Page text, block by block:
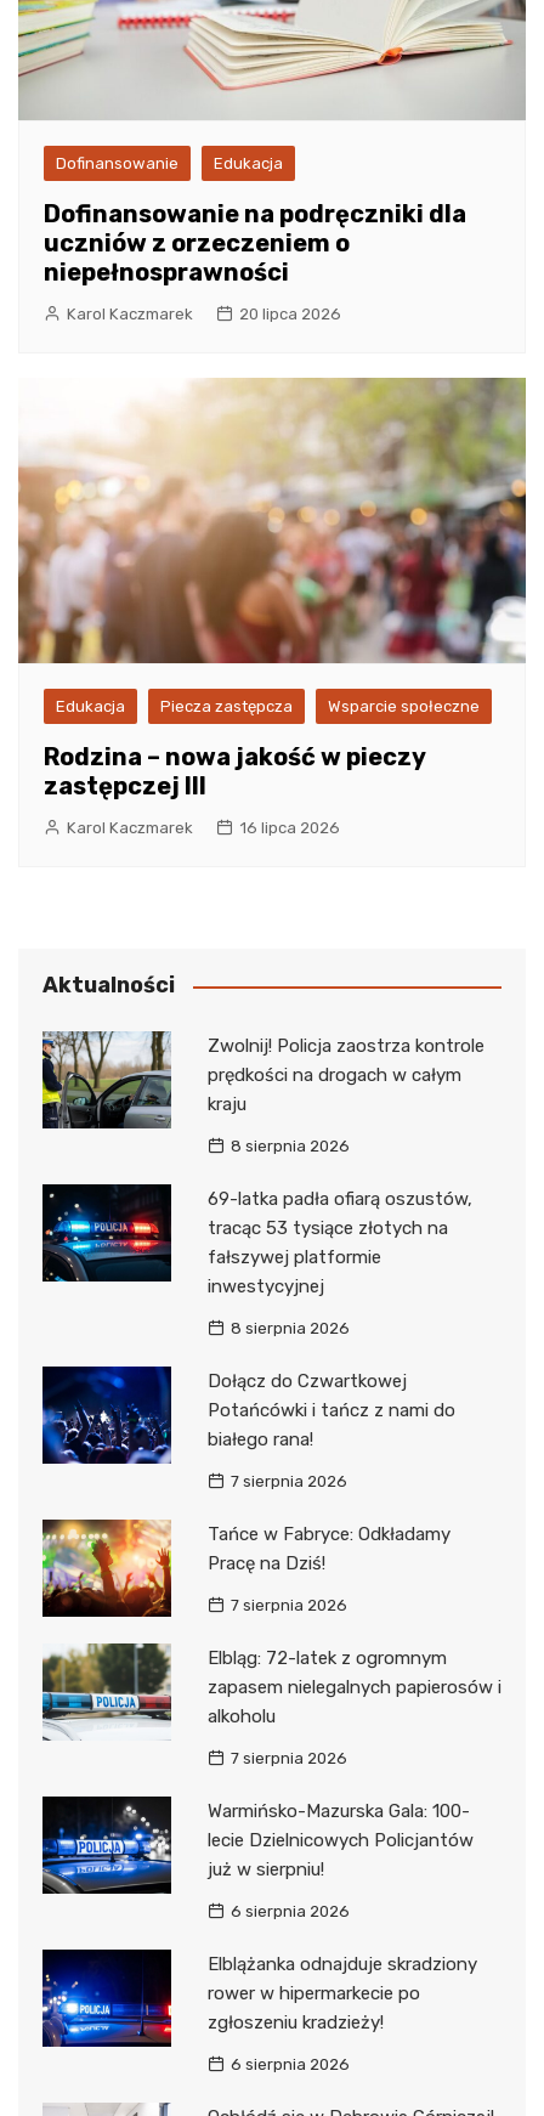
Dofinansowanie Edukacja
Dofinansowanie na podręczniki dla
uczniów z orzeczeniem o
niepełnosprawności
Karol Kaczmarek 20 lipca 2026
Edukacja Piecza zastępcza Wsparcie społeczne
Rodzina – nowa jakość w pieczy
zastępczej III
Karol Kaczmarek 16 lipca 2026
Aktualności
Zwolnij! Policja zaostrza kontrole
prędkości na drogach w całym
kraju
8 sierpnia 2026
69-latka padła ofiarą oszustów,
tracąc 53 tysiące złotych na
fałszywej platformie
inwestycyjnej
8 sierpnia 2026
Dołącz do Czwartkowej
Potańcówki i tańcz z nami do
białego rana!
7 sierpnia 2026
Tańce w Fabryce: Odkładamy
Pracę na Dziś!
7 sierpnia 2026
Elbląg: 72-latek z ogromnym
zapasem nielegalnych papierosów i
alkoholu
7 sierpnia 2026
Warmińsko-Mazurska Gala: 100-
lecie Dzielnicowych Policjantów
już w sierpniu!
6 sierpnia 2026
Elblążanka odnajduje skradziony
rower w hipermarkecie po
zgłoszeniu kradzieży!
6 sierpnia 2026